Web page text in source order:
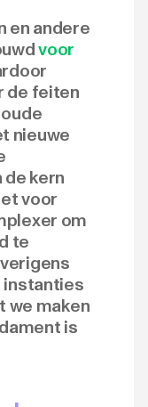
en andere
voor
de feiten
nieuwe
kern
voor
om
te
instanties
we maken
is